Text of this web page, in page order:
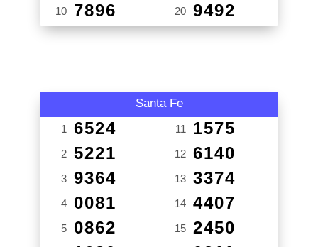
10 7896 20 9492
Santa Fe
1 6524
2 5221
3 9364
4 0081
5 0862
11 1575
12 6140
13 3374
14 4407
15 2450